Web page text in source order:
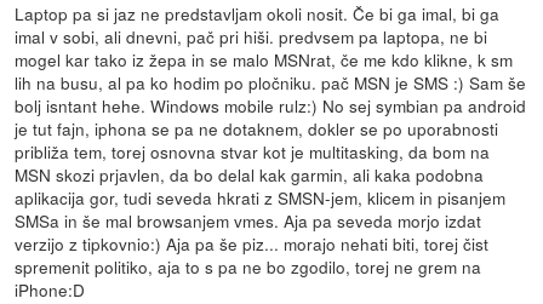
Laptop pa si jaz ne predstavljam okoli nosit. Če bi ga imal, bi ga
imal v sobi, ali dnevni, pač pri hiši. predvsem pa laptopa, ne bi
mogel kar tako iz žepa in se malo MSNrat, če me kdo klikne, k sm
lih na busu, al pa ko hodim po pločniku. pač MSN je SMS :) Sam še
bolj isntant hehe. Windows mobile rulz:) No sej symbian pa android
je tut fajn, iphona se pa ne dotaknem, dokler se po uporabnosti
približa tem, torej osnovna stvar kot je multitasking, da bom na
MSN skozi prjavlen, da bo delal kak garmin, ali kaka podobna
aplikacija gor, tudi seveda hkrati z SMSN-jem, klicem in pisanjem
SMSa in še mal browsanjem vmes. Aja pa seveda morjo izdat
verzijo z tipkovnio:) Aja pa še piz... morajo nehati biti, torej čist
spremenit politiko, aja to s pa ne bo zgodilo, torej ne grem na
iPhone:D